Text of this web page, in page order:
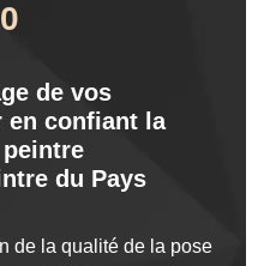
de vos
en confiant la
du Pays
de la qualité de la pose